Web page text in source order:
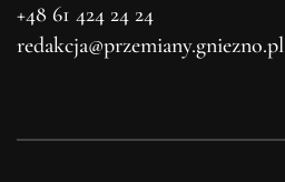
+48 61 424 24 24
redakcja@przemiany.gniezno.pl